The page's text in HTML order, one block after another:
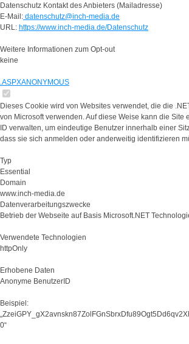
Datenschutz Kontakt des Anbieters (Mailadresse)
E-Mail: datenschutz@inch-media.de
URL: https://www.inch-media.de/Datenschutz
Weitere Informationen zum Opt-out
keine
.ASPXANONYMOUS
Dieses Cookie wird von Websites verwendet, die die
von Microsoft verwenden. Auf diese Weise kann die Site
ID verwalten, um eindeutige Benutzer innerhalb einer
dass sie sich anmelden oder anderweitig identifizieren
Typ
Essential
Domain
www.inch-media.de
Datenverarbeitungszwecke
Betrieb der Webseite auf Basis Microsoft.NET
Verwendete Technologien
httpOnly
Erhobene Daten
Anonyme BenutzerID
Beispiel:
0“